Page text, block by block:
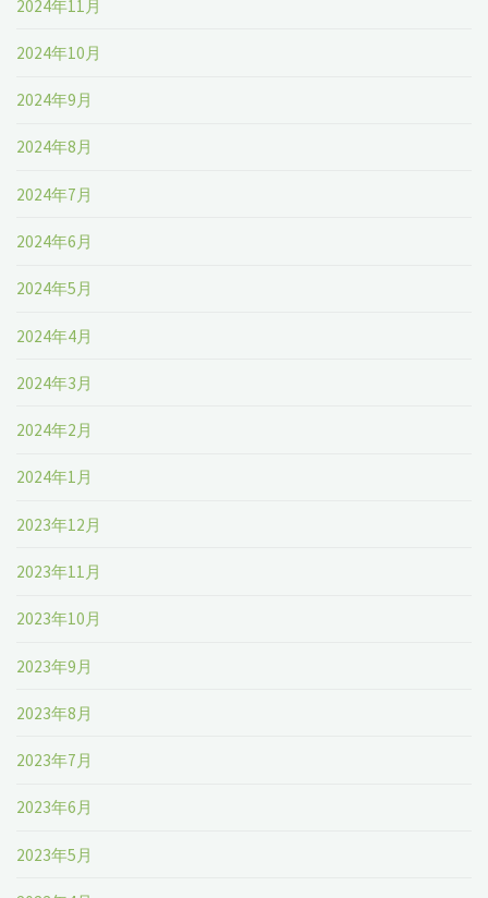
2024年11月
2024年10月
2024年9月
2024年8月
2024年7月
2024年6月
2024年5月
2024年4月
2024年3月
2024年2月
2024年1月
2023年12月
2023年11月
2023年10月
2023年9月
2023年8月
2023年7月
2023年6月
2023年5月